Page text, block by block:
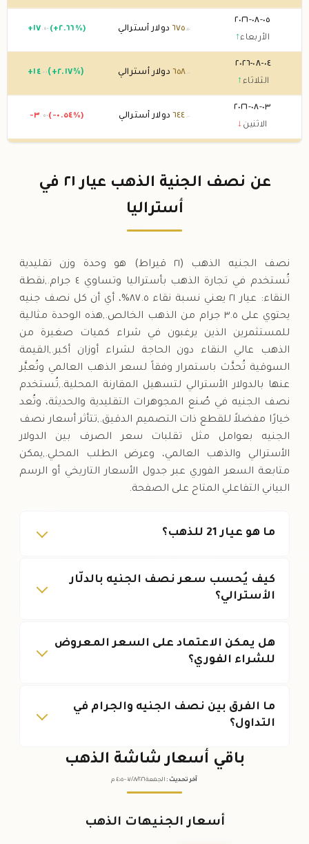
٠٥-٠٨-٢٠٢٦
الأربعاء↑
٦٧٥ .٥٠ دولار أسترالي +١٧ .٥٠ (+٢.٦٦%)
٠٤-٠٨-٢٠٢٦
الثلاثاء ↑
٦٥٨ .٠٠ دولار أسترالي +١٤ .٠٠ (+٢.١٧%)
٠٣-٠٨-٢٠٢٦
الاثنين ↓
٦٤٤ .٠٠ دولار أسترالي -٣ .٥٠ (-٠.٥٤%)
٦٤٧ دولار أسترالي
عن نصف الجنية الذهب عيار ٢١ في
أستراليا
نصف الجنيه الذهب (٢١ قيراط) هو وحدة وزن تقليدية
تُستخدم في تجارة الذهب بأستراليا وتساوي ٤ جرام.,نقطة
النقاء: عيار ٢١ يعني نسبة نقاء ٨٧.٥%، أي أن كل نصف جنيه
يحتوي على ٣.٥ جرام من الذهب الخالص.,هذه الوحدة مثالية
للمستثمرين الذين يرغبون في شراء كميات صغيرة من
الذهب عالي النقاء دون الحاجة لشراء أوزان أكبر.,القيمة
السوقية تُحدَّث باستمرار وفقاً لسعر الذهب العالمي وتُعبَّر
عنها بالدولار الأسترالي لتسهيل المقارنة المحلية.,تُستخدم
نصف الجنيه في صُنع المجوهرات التقليدية والحديثة، وتُعد
خيارًا مفضلاً للقطع ذات التصميم الدقيق.,تتأثر أسعار نصف
الجنيه بعوامل مثل تقلبات سعر الصرف بين الدولار
الأسترالي والذهب العالمي، وعرض الطلب المحلي.,يمكن
متابعة السعر الفوري عبر جدول الأسعار التاريخي أو الرسم
البياني التفاعلي المتاح على الصفحة.
ما هو عيار 21 للذهب؟
كيف يُحسب سعر نصف الجنيه بالدلّار
الأسترالي؟
هل يمكن الاعتماد على السعر المعروض
للشراء الفوري؟
ما الفرق بين نصف الجنيه والجرام في
التداول؟
باقي أسعار شاشة الذهب
آخر تحديث : الجمعة ٠٧ /٠٨/٢٠٢٦ - ٠٤:٠٥ م
أسعار الجنيهات الذهب